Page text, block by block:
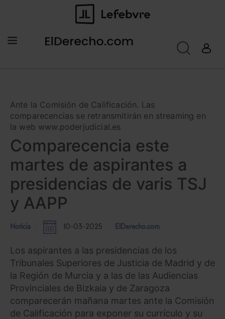
Ante la Comisión de Calificación. Las
comparecencias se retransmitirán en streaming en
la web www.poderjudicial.es
Comparecencia este
martes de aspirantes a
presidencias de varis TSJ
y AAPP
Noticia 10-03-2025 ElDerecho.com
Los aspirantes a las presidencias de los
Tribunales Superiores de Justicia de Madrid y de
la Región de Murcia y a las de las Audiencias
Provinciales de Bizkaia y de Zaragoza
comparecerán mañana martes ante la Comisión
de Calificación para exponer su currículo y su